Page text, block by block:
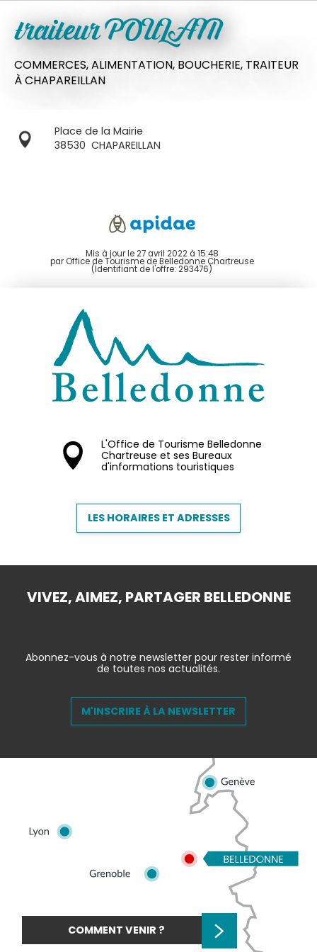
traiteur POULAIN
COMMERCES,ALIMENTATION, BOUCHERIE, TRAITEUR
À CHAPAREILLAN
Place de la Mairie
38530 CHAPAREILLAN
Mis à jour le 27 avril 2022 à 15:48
par Office de Tourisme de Belledonne Chartreuse
(Identifiant de l'offre: 293476)
L'Office de Tourisme Belledonne
Chartreuse et ses Bureaux
d'informations touristiques
LES HORAIRES ET ADRESSES
VIVEZ, AIMEZ, PARTAGER BELLEDONNE
Abonnez-vous à notre newsletter pour rester informé
de toutes nos actualités.
M'INSCRIRE À LA NEWSLETTER
COMMENT VENIR ?